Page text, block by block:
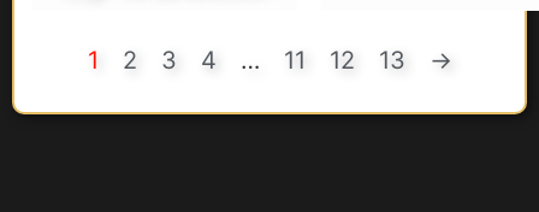
1 2 3 4 … 11 12 13 →